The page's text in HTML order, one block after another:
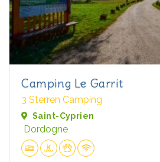
Camping Le Garrit
3 Sterren Camping
Saint-Cyprien
Dordogne